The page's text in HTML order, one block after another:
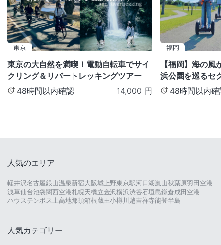
東京
東京の大自然を満喫！電動自転車でサイ
クリング＆リバートレッキングツアー
48時間以内確認
14,000 円
福岡
【福岡】海の
浜公園を巡るセ
48時間以内確
人気のエリア
軽井沢名古屋銀山温泉新宿大阪城 上野東京駅河口湖嵐山秋葉原羽田空港
浅草仙台池袋関西空港札幌天橋立金沢横浜渋谷石垣島鎌倉成田空港
ハウステンボス 上高地那須箱根蔵王小樽 川越吉祥寺能登半島
人気カテゴリー